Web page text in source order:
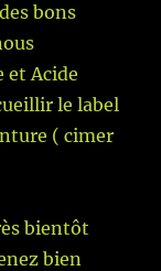
bons
et Acide
le label
( cimer
bientôt
bien